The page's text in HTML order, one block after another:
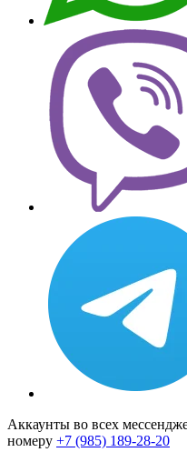
Аккаунты во всех
номеру +7 (985) 189-28-20